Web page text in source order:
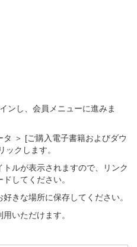
ンし、会員メニューに進みま
＞ [ご購入電子書籍およびダウ
ックします。
ルが表示されますので、リンク
してください。
きな場所に保存してください。
いただけます。